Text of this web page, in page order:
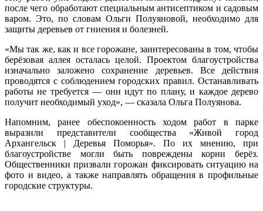
после чего обработают специальным антисептиком и садовым
варом. Это, по словам Ольги Полуяновой, необходимо для
защиты деревьев от гниения и болезней.
«Мы так же, как и все горожане, заинтересованы в том, чтобы
берёзовая аллея осталась целой. Проектом благоустройства
изначально заложено сохранение деревьев. Все действия
проводятся с соблюдением городских правил. Останавливать
работы не требуется — они идут по плану, и каждое дерево
получит необходимый уход», — сказала Ольга Полуянова.
Напомним, ранее обеспокоенность ходом работ в парке
выразили представители сообщества «Живой город
Архангельск | Деревья Поморья». По их мнению, при
благоустройстве могли быть повреждены корни берёз.
Общественники призвали горожан фиксировать ситуацию на
фото и видео, а также направлять обращения в профильные
городские структуры.